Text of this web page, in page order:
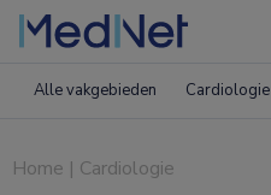
Alle vakgebieden Cardiologie
Home | Cardiologie